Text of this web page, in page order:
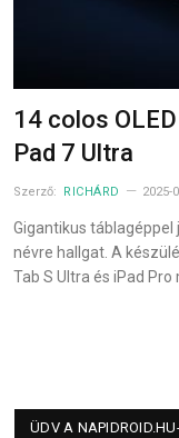
14 colos
Pad 7 Ultra
Szerző: RICHÁRD 2025-
Gigantikus táblagéppel
névre hallgat. A
Tab S Ultra és iPad Pro
ÜDV A